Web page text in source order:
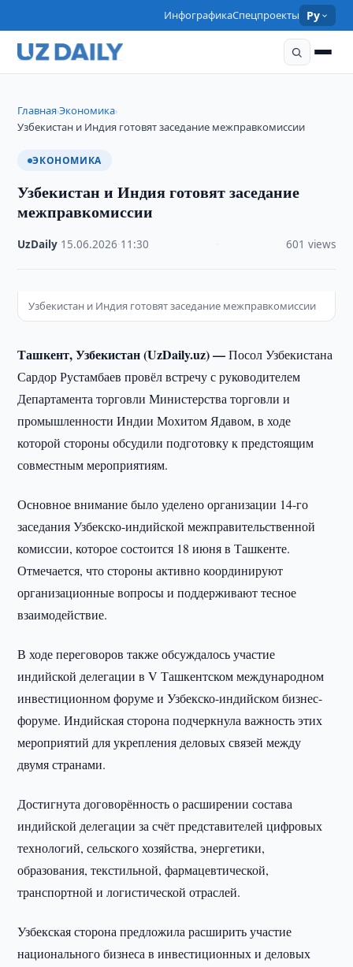
ИнфографикаСпецпроекты Ру
Главная›Экономика›
Узбекистан и Индия готовят заседание межправкомиссии
ЭКОНОМИКА
Узбекистан и Индия готовят заседание
межправкомиссии
UzDaily 15.06.2026 11:30 601 views
Узбекистан и Индия готовят заседание межправкомиссии
Ташкент, Узбекистан (UzDaily.uz) —Посол Узбекистана
Сардор Рустамбаев провёл встречу с руководителем
Департамента торговли Министерства торговли и
промышленности Индии Мохитом Ядавом, в ходе
которой стороны обсудили подготовку к предстоящим
совместным мероприятиям.
Основное внимание было уделено организации 14-го
заседания Узбекско-индийской межправительственной
комиссии, которое состоится 18 июня в Ташкенте.
Отмечается, что стороны активно координируют
организационные вопросы и поддерживают тесное
взаимодействие.
В ходе переговоров также обсуждалось участие
индийской делегации в V Ташкентском международном
инвестиционном форуме и Узбекско-индийском бизнес-
форуме. Индийская сторона подчеркнула важность этих
мероприятий для укрепления деловых связей между
двумя странами.
Достигнута договорённость о расширении состава
индийской делегации за счёт представителей цифровых
технологий, сельского хозяйства, энергетики,
образования, текстильной, фармацевтической,
транспортной и логистической отраслей.
Узбекская сторона предложила расширить участие
национального бизнеса в инвестиционных и деловых